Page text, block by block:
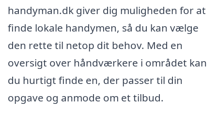
handyman.dk giver dig muligheden for at
finde lokale handymen, så du kan vælge
den rette til netop dit behov. Med en
oversigt over håndværkere i området kan
du hurtigt finde en, der passer til din
opgave og anmode om et tilbud.